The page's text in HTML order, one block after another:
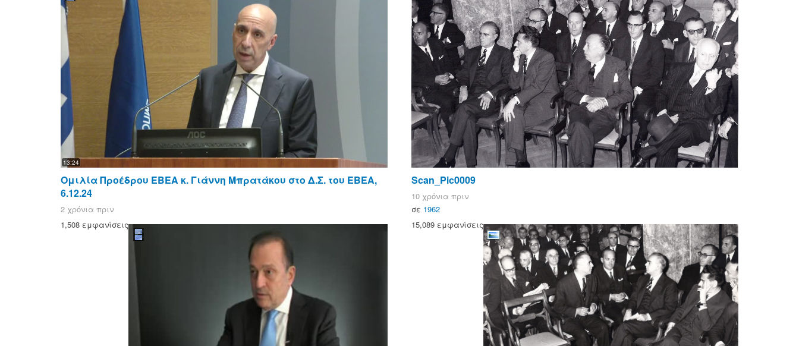
13:24
Ομιλία Προέδρου ΕΒΕΑ κ. Γιάννη Μπρατάκου στο Δ.Σ. του ΕΒΕΑ,
6.12.24
2 χρόνια πριν
1,508 εμφανίσεις
Scan_Pic0009
10 χρόνια πριν
σε 1962
15,089 εμφανίσεις